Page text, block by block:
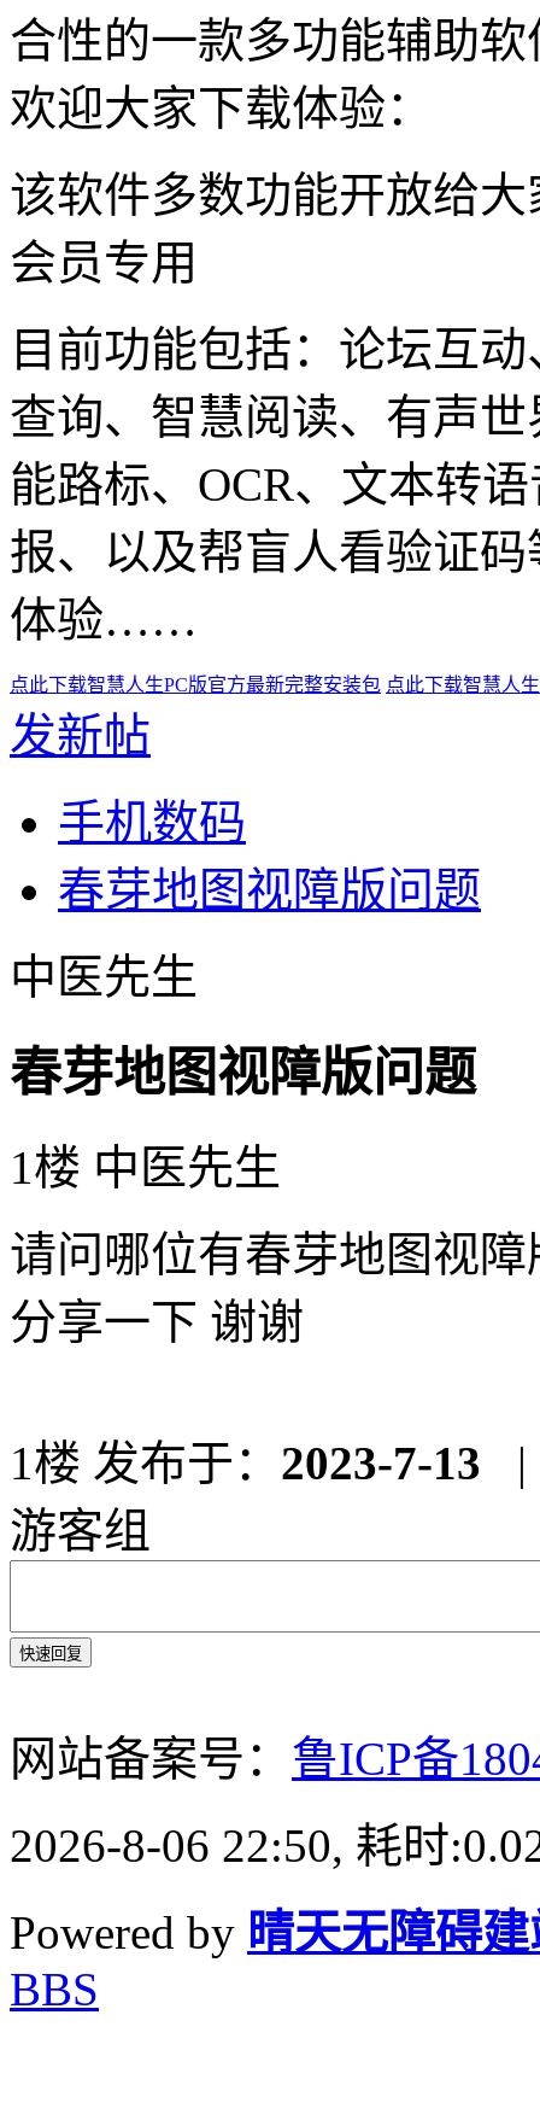
合性的一款多功能辅助
欢迎大家下载体验：
该软件多数功能开放给
会员专用
目前功能包括：论坛互
查询、智慧阅读、有声
能路标、OCR、文本转
报、以及帮盲人看验证
体验……
点此下载智慧人生PC版官方最新完整安装包 点此下载智慧人
发新帖
手机数码
春芽地图视障版问题
中医先生
春芽地图视障版问题
1楼 中医先生
请问哪位有春芽地图视
分享一下 谢谢
1楼 发布于： 2023-7-13
|
游客组
快速回复
网站备案号： 鲁ICP备
2026-8-06 22:50, 耗时
Powered by 晴天无障碍
BBS